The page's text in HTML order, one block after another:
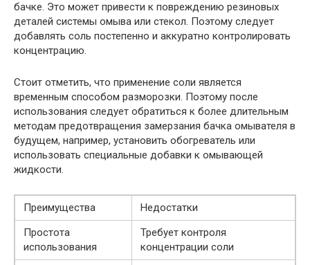
бачке. Это может привести к повреждению резиновых
деталей системы омыва или стекол. Поэтому следует
добавлять соль постепенно и аккуратно контролировать
концентрацию.
Стоит отметить, что применение соли является
временным способом разморозки. Поэтому после
использования следует обратиться к более длительным
методам предотвращения замерзания бачка омывателя в
будущем, например, установить обогреватель или
использовать специальные добавки к омывающей
жидкости.
Преимущества
Недостатки
Простота
использования
Требует контроля
концентрации соли